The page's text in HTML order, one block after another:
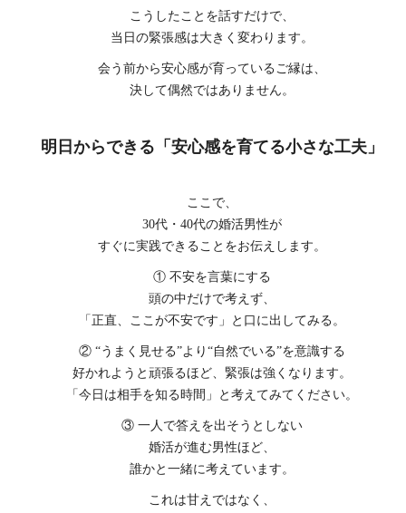
こうしたことを話すだけで、
当日の緊張感は大きく変わります。
会う前から安心感が育っているご縁は、
決して偶然ではありません。
明日からできる「安心感を育てる小さな工夫」
ここで、
30代・40代の婚活男性が
すぐに実践できることをお伝えします。
① 不安を言葉にする
頭の中だけで考えず、
「正直、ここが不安です」と口に出してみる。
② “うまく見せる”より“自然でいる”を意識する
好かれようと頑張るほど、緊張は強くなります。
「今日は相手を知る時間」と考えてみてください。
③ 一人で答えを出そうとしない
婚活が進む男性ほど、
誰かと一緒に考えています。
これは甘えではなく、